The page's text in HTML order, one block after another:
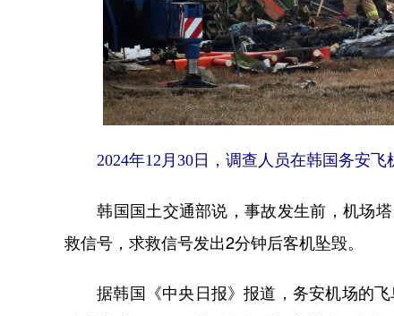
2024年12月30日，调查人员在韩国务安
韩国国土交通部说，事故发生前，机场塔
救信号，求救信号发出2分钟后客机坠毁。
据韩国《中央日报》报道，务安机场的飞